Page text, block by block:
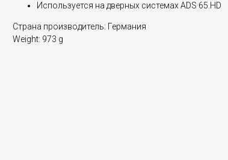
Используется на дверных системах ADS 65.HD
Страна производитель: Германия
Weight: 973 g